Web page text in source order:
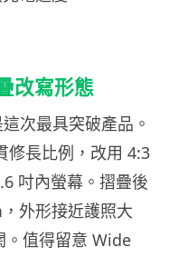
改寫形態
次最具突破產品。
修長比例，改用 4:3
吋內螢幕。摺疊後
外形接近護照大
。值得留意 Wide